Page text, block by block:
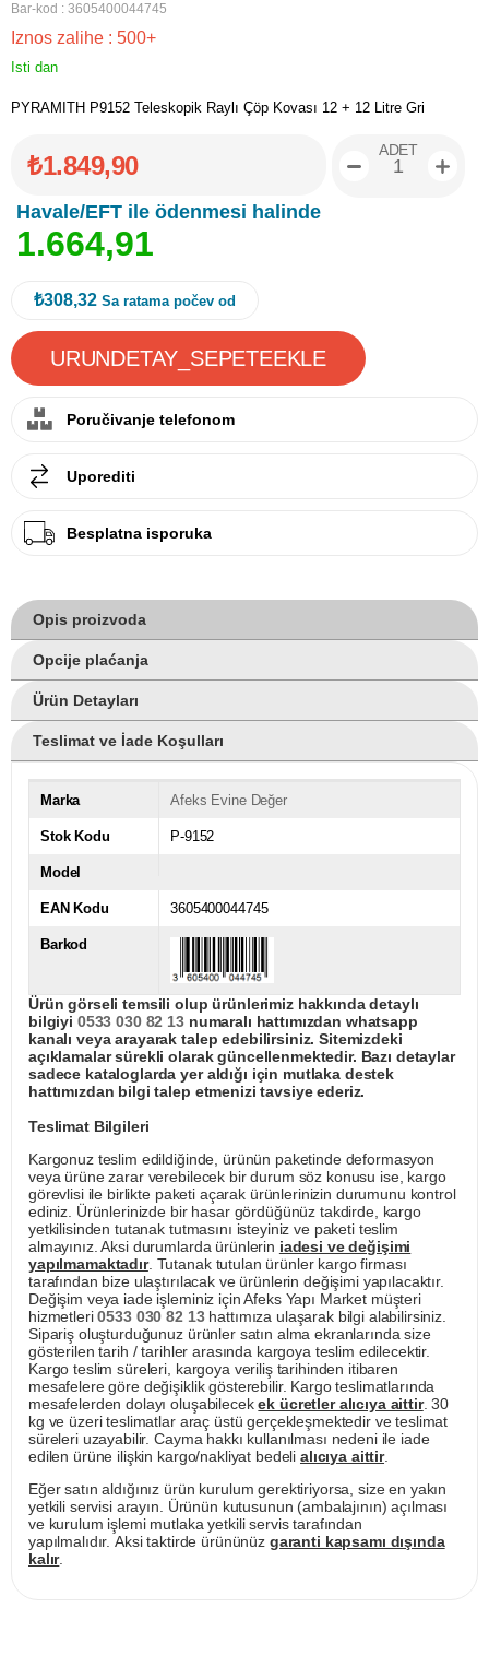
Bar-kod : 3605400044745
Iznos zalihe : 500+
Isti dan
PYRAMITH P9152 Teleskopik Raylı Çöp Kovası 12 + 12 Litre Gri
₺1.849,90
Havale/EFT ile ödenmesi halinde
1.664,91
ADET
₺308,32 Sa ratama počev od
Poručivanje telefonom
Uporediti
Besplatna isporuka
Opis proizvoda
Opcije plaćanja
Ürün Detayları
Teslimat ve İade Koşulları
Marka Afeks Evine Değer
Stok Kodu P-9152
Model
EAN Kodu 3605400044745
Barkod
Ürün görseli temsili olup ürünlerimiz hakkında detaylı
bilgiyi 0533 030 82 13numaralı hattımızdan whatsapp
kanalı veya arayarak talep edebilirsiniz. Sitemizdeki
açıklamalar sürekli olarak güncellenmektedir. Bazı detaylar
sadece kataloglarda yer aldığı için mutlaka destek
hattımızdan bilgi talep etmenizi tavsiye ederiz.
Teslimat Bilgileri
Kargonuz teslim edildiğinde, ürünün paketinde deformasyon
veya ürüne zarar verebilecek bir durum söz konusu ise, kargo
görevlisi ile birlikte paketi açarak ürünlerinizin durumunu kontrol
ediniz. Ürünlerinizde bir hasar gördüğünüz takdirde, kargo
yetkilisinden tutanak tutmasını isteyiniz ve paketi teslim
almayınız. Aksi durumlarda ürünlerin iadesi ve değişimi
yapılmamaktadır. Tutanak tutulan ürünler kargo firması
tarafından bize ulaştırılacak ve ürünlerin değişimi yapılacaktır.
Değişim veya iade işleminiz için Afeks Yapı Market müşteri
hizmetleri0533 030 82 13hattımıza ulaşarak bilgi alabilirsiniz.
Sipariş oluşturduğunuz ürünler satın alma ekranlarında size
gösterilen tarih / tarihler arasında kargoya teslim edilecektir.
Kargo teslim süreleri, kargoya veriliş tarihinden itibaren
mesafelere göre değişiklik gösterebilir. Kargo teslimatlarında
mesafelerden dolayı oluşabilecekek ücretler alıcıya aittir. 30
kg ve üzeri teslimatlar araç üstü gerçekleşmektedir ve teslimat
süreleri uzayabilir. Cayma hakkı kullanılması nedeni ile iade
edilen ürüne ilişkin kargo/nakliyat bedeli alıcıya aittir.
Eğer satın aldığınız ürün kurulum gerektiriyorsa, size en yakın
yetkili servisi arayın. Ürünün kutusunun (ambalajının) açılması
ve kurulum işlemi mutlaka yetkili servis tarafından
yapılmalıdır. Aksi taktirde ürününüz garanti kapsamı dışında
kalır.